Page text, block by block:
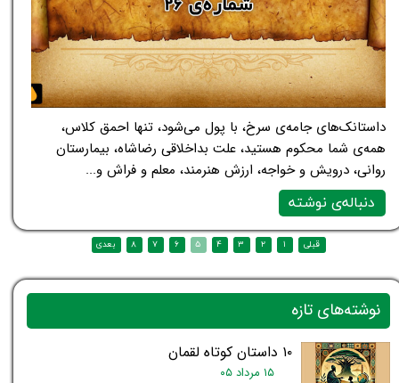
داستانک‌های جامه‌ی سرخ، با پول می‌شود، تنها احمق کلاس،
همه‌ی شما محکوم هستید، علت بداخلاقی رضاشاه، بیمارستان
روانی، درویش و خواجه، ارزش هنرمند، معلم و فراش و...
دنباله‌ی نوشته
۱۰ داستان کوتاه لقمان
۱۵ مرداد ۰۵
نوشته‌های تازه